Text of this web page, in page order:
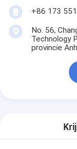
+86 173
No. 56,
Technology
provincie